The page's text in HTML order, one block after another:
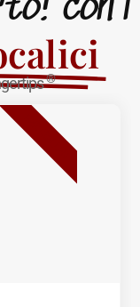
®
BESTSELLER